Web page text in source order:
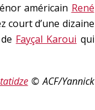
américain René
court d’une dizaine
Fayçal Karoui qui
© ACF/Yannick